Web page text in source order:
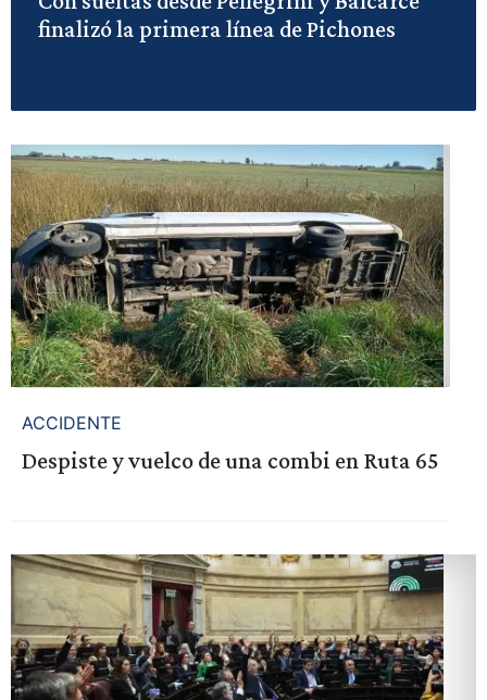
finalizó la primera línea de Pichones
ACCIDENTE
Despiste y vuelco de una combi en Ruta 65